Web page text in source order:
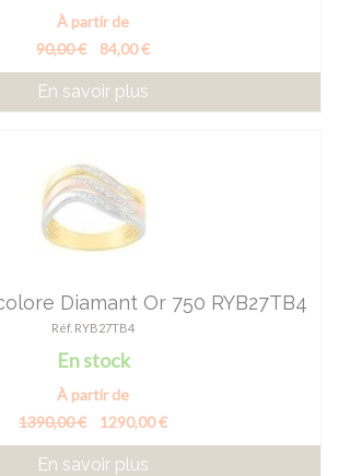
À partir de
90,00 €
84,00 €
En savoir plus
Diamant Or 750 RYB27TB4
Réf. RYB27TB4
En stock
À partir de
1390,00 €
1290,00 €
En savoir plus